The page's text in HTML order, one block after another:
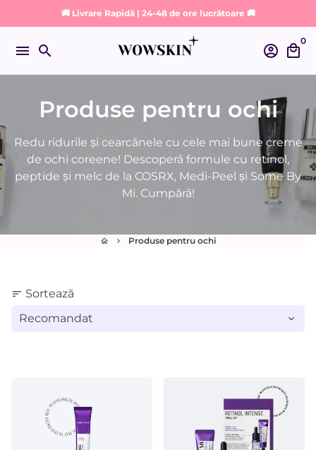
la
conținut
🚚 Livrare Rapidă | 24-48 de ore lucrătoare 🚚
menu search account_circle local_mall
0
Produse pentru ochi
Redu ridurile și cearcănele cu cele mai bune creme
de ochi coreene! Descoperă formule cu retinol,
peptide și melc de la COSRX, Medi-Peel și Some By
Mi. Cumpără!
home keyboard_arrow_right Produse pentru ochi
sort Sortează